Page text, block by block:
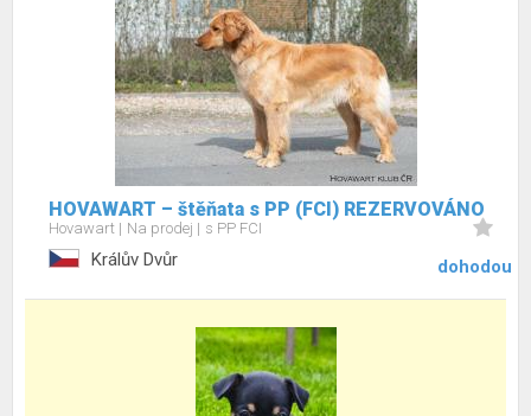
HOVAWART – štěňata s PP (FCI) REZERVOVÁNO
Hovawart Na prodej s PP FCI
Králův Dvůr dohodou